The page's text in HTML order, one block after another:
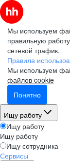
Мы используем
правильную
сетевой трафик.
Правила
Мы используем
файлов cookie
Понятно
Ищу работу
Ищу работу
Ищу работу
Ищу сотрудника
Сервисы